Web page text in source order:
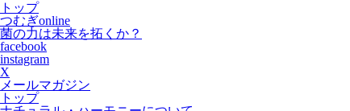
トップ
つむぎonline
菌の力は未来を拓くか？
facebook
instagram
X
メールマガジン
トップ